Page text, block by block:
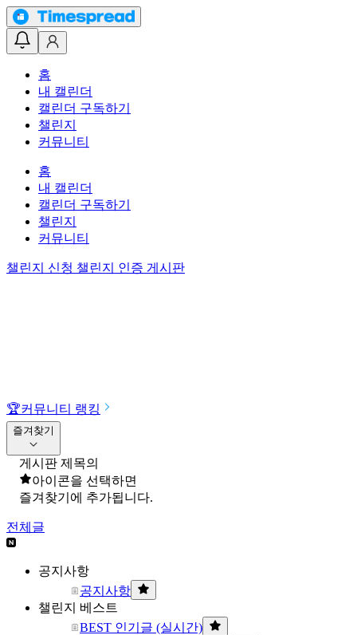
홈
내 캘린더
캘린더 구독하기
챌린지
커뮤니티
홈
내 캘린더
캘린더 구독하기
챌린지
커뮤니티
챌린지 신청 챌린지 인증 게시판
🏆커뮤니티 랭킹
즐겨찾기
게시판 제목의
아이콘을 선택하면
즐겨찾기에 추가됩니다.
전체글
공지사항
공지사항
챌린지 베스트
BEST 인기글 (실시간)